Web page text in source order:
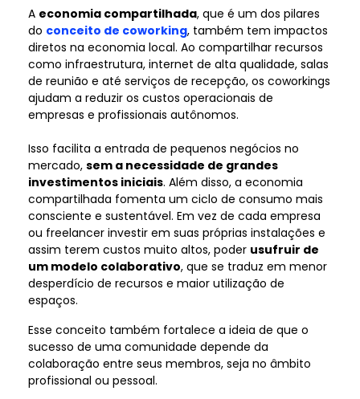
A economia compartilhada, que é um dos pilares
do conceito de coworking, também tem impactos
diretos na economia local. Ao compartilhar recursos
como infraestrutura, internet de alta qualidade, salas
de reunião e até serviços de recepção, os coworkings
ajudam a reduzir os custos operacionais de
empresas e profissionais autônomos.
Isso facilita a entrada de pequenos negócios no
mercado, sem a necessidade de grandes
investimentos iniciais. Além disso, a economia
compartilhada fomenta um ciclo de consumo mais
consciente e sustentável. Em vez de cada empresa
ou freelancer investir em suas próprias instalações e
assim terem custos muito altos, poder usufruir de
um modelo colaborativo, que se traduz em menor
desperdício de recursos e maior utilização de
espaços.
Esse conceito também fortalece a ideia de que o
sucesso de uma comunidade depende da
colaboração entre seus membros, seja no âmbito
profissional ou pessoal.